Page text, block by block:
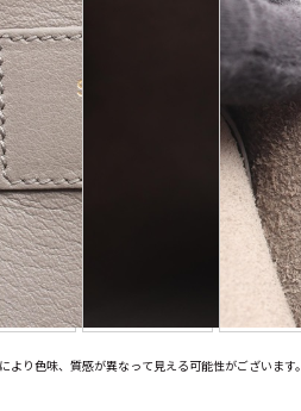
り色味、質感が異なって見える可能性がございます。